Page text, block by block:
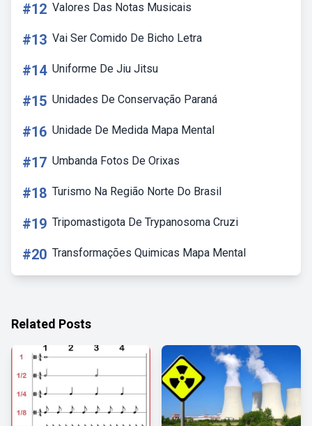
#12 Valores Das Notas Musicais
#13 Vai Ser Comido De Bicho Letra
#14 Uniforme De Jiu Jitsu
#15 Unidades De Conservação Paraná
#16 Unidade De Medida Mapa Mental
#17 Umbanda Fotos De Orixas
#18 Turismo Na Região Norte Do Brasil
#19 Tripomastigota De Trypanosoma Cruzi
#20 Transformações Quimicas Mapa Mental
Related Posts